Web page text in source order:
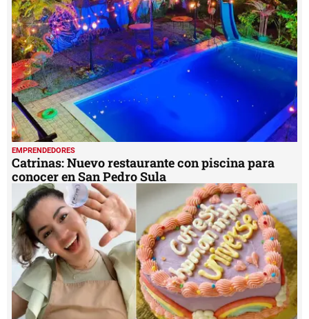
EMPRENDEDORES
Catrinas: Nuevo restaurante con piscina para
conocer en San Pedro Sula